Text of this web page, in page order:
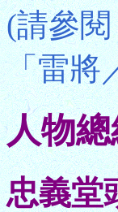
(請參
「雷將
人物
忠義堂